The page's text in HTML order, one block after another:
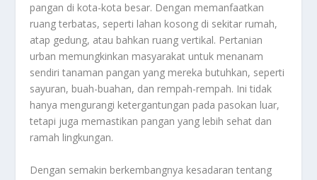
pangan di kota-kota besar. Dengan memanfaatkan
ruang terbatas, seperti lahan kosong di sekitar rumah,
atap gedung, atau bahkan ruang vertikal. Pertanian
urban memungkinkan masyarakat untuk menanam
sendiri tanaman pangan yang mereka butuhkan, seperti
sayuran, buah-buahan, dan rempah-rempah. Ini tidak
hanya mengurangi ketergantungan pada pasokan luar,
tetapi juga memastikan pangan yang lebih sehat dan
ramah lingkungan.
Dengan semakin berkembangnya kesadaran tentang